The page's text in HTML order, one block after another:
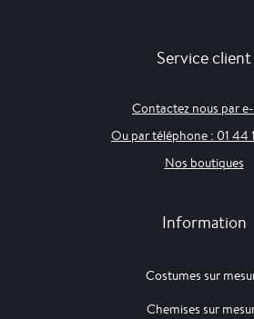
Service client
Contactez nous par
Ou par téléphone : 01 44
Nos boutiques
Information
Costumes sur
Chemises sur